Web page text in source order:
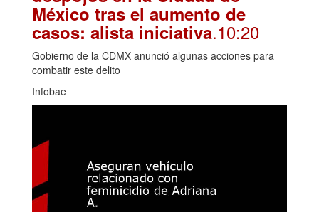
México tras el aumento de
casos: alista iniciativa.10:20
Gobierno de la CDMX anunció algunas acciones para
combatir este delito
Infobae